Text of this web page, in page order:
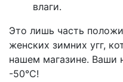
влаги.
Это лишь часть
женских зимних угг,
нашем магазине. Ваши
-50°С!